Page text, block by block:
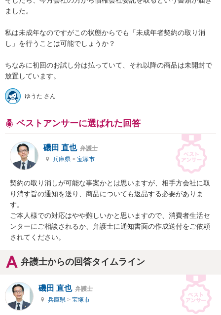
ました。
私は未成年なのですがこの状態からでも「未成年者契約の取り消
し」を行うことは可能でしょうか？
ちなみに初回のお試し分は払っていて、それ以降の商品は未開封で
放置しています。
ゆうた さん
ベストアンサーに選ばれた回答
磯田 直也 弁護士
兵庫県 > 宝塚市
契約の取り消しが可能な事案かとは思いますが、相手方会社に取
り消す旨の通知を送り、商品についても返品する必要がありま
す。
ご本人様での対応はやや難しいかと思いますので、消費者生活セ
ンターにご相談されるか、弁護士に通知書面の作成送付をご依頼
されてください。
弁護士からの回答タイムライン
磯田 直也 弁護士
兵庫県 > 宝塚市